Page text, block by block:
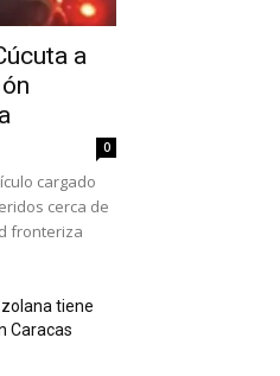
a
0
cargado
cerca de
fronteriza
tiene
Caracas